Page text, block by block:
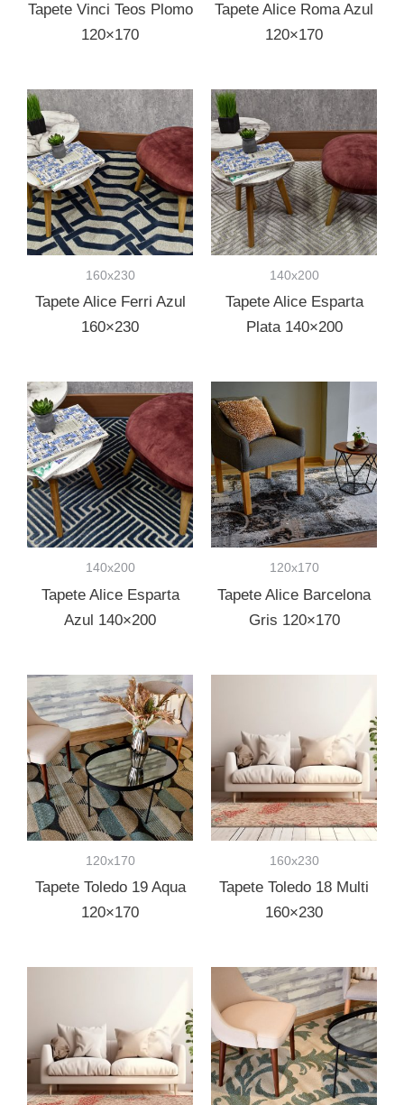
Tapete Vinci Teos Plomo
120×170
Tapete Alice Roma Azul
120×170
160x230
Tapete Alice Ferri Azul
160×230
140x200
Tapete Alice Esparta
Plata 140×200
140x200
Tapete Alice Esparta
Azul 140×200
120x170
Tapete Alice Barcelona
Gris 120×170
120x170
Tapete Toledo 19 Aqua
120×170
160x230
Tapete Toledo 18 Multi
160×230